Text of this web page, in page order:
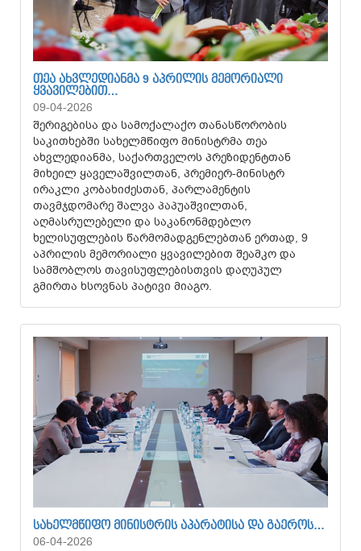
ᲗᲔᲐ ᲐᲮᲕᲚᲔᲓᲘᲐᲜᲛᲐ 9 ᲐᲞᲠᲘᲚᲘᲡ ᲛᲔᲛᲝᲠᲘᲐᲚᲘ
ᲧᲕᲐᲕᲘᲚᲔᲑᲘᲗ…
09-04-2026
შერიგებისა და სამოქალაქო თანასწორობის
საკითხებში სახელმწიფო მინისტრმა თეა
ახვლედიანმა, საქართველოს პრეზიდენტთან
მიხეილ ყაველაშვილთან, პრემიერ-მინისტრ
ირაკლი კობახიძესთან, პარლამენტის
თავმჯდომარე შალვა პაპუაშვილთან,
აღმასრულებელი და საკანონმდებლო
ხელისუფლების წარმომადგენლებთან ერთად, 9
აპრილის მემორიალი ყვავილებით შეამკო და
სამშობლოს თავისუფლებისთვის დაღუპულ
გმირთა ხსოვნას პატივი მიაგო.
ᲡᲐᲮᲔᲚᲛᲬᲘᲤᲝ ᲛᲘᲜᲘᲡᲢᲠᲘᲡ ᲐᲞᲐᲠᲐᲢᲘᲡᲐ ᲓᲐ ᲒᲐᲔᲠᲝᲡ…
06-04-2026